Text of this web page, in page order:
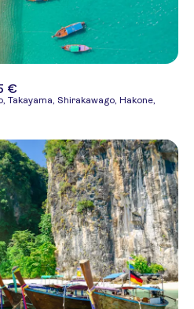
€
Takayama, Shirakawago, Hakone,